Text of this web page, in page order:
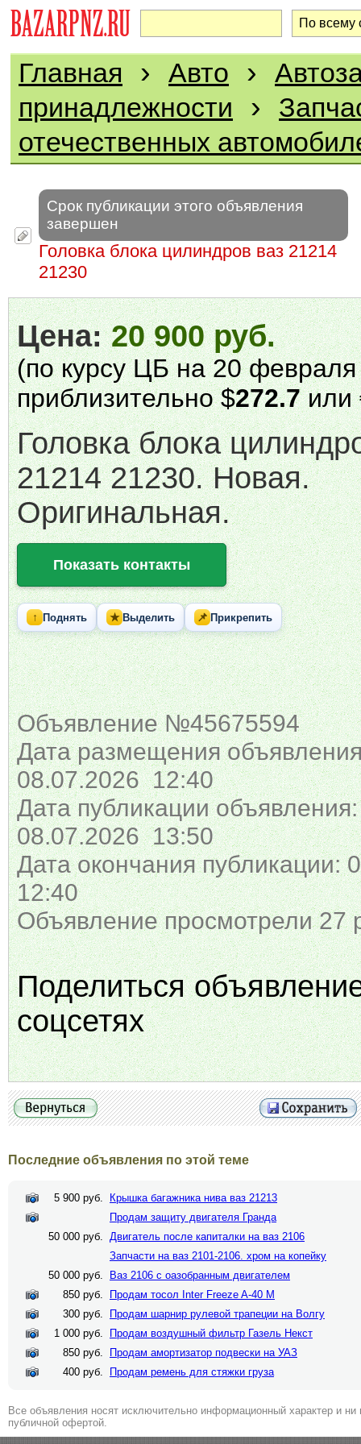
Главная › Авто ›
принадлежности
›
отечественных
Срок публикации этого объявления
завершен
Головка блока цилиндров ваз 21214
21230
Цена:20 900 руб.
(по курсу ЦБ на 20 февраля
приблизительно $272.7или
Головка блока
21214 21230. Новая.
Оригинальная.
Показать контакты
↑ Поднять ★ Выделить 📌 Прикрепить
Объявление №45675594
Дата размещения
08.07.2026 12:40
Дата публикации объявления:
08.07.2026 13:50
Дата окончания публикации:
12:40
Объявление просмотрели 27
Поделиться
соцсетях
Последние объявления по этой теме
5 900 руб.
Крышка багажника нива ваз 21213
Продам защиту двигателя Гранда
50 000 руб. Двигатель после капиталки на ваз 2106
Запчасти на ваз 2101-2106. хром на копейку
50 000 руб.
Ваз 2106 с оазобранным двигателем
850 руб.
Продам тосол Inter Freeze A-40 M
300 руб.
Продам шарнир рулевой трапеции на Волгу
1 000 руб.
Продам воздушный фильтр Газель Некст
850 руб.
Продам амортизатор подвески на УАЗ
400 руб.
Продам ремень для стяжки груза
Все объявления носят исключительно информационный характер и ни
публичной офертой.